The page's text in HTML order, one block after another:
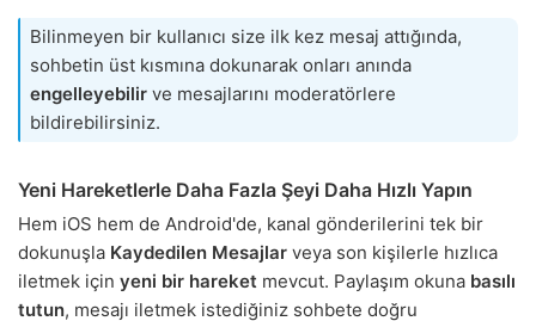
Bilinmeyen bir kullanıcı size ilk kez mesaj attığında,
sohbetin üst kısmına dokunarak onları anında
engelleyebilir ve mesajlarını moderatörlere
bildirebilirsiniz.
Yeni Hareketlerle Daha Fazla Şeyi Daha Hızlı Yapın
Hem iOS hem de Android'de, kanal gönderilerini tek bir
dokunuşla Kaydedilen Mesajlar veya son kişilerle hızlıca
iletmek için yeni bir hareket mevcut. Paylaşım okuna basılı
tutun, mesajı iletmek istediğiniz sohbete doğru